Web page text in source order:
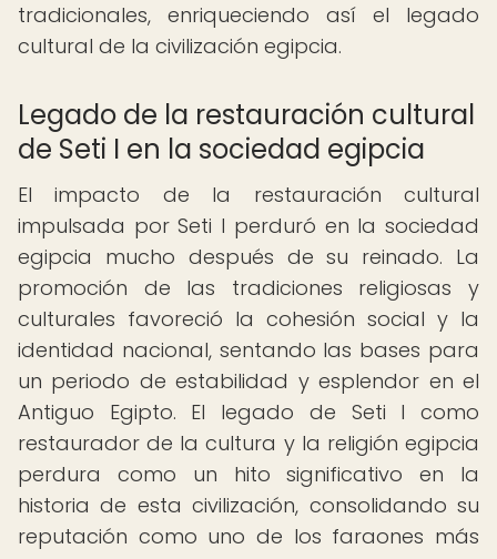
tradicionales, enriqueciendo así el legado
cultural de la civilización egipcia.
Legado de la restauración cultural
de Seti I en la sociedad egipcia
El impacto de la restauración cultural
impulsada por Seti I perduró en la sociedad
egipcia mucho después de su reinado. La
promoción de las tradiciones religiosas y
culturales favoreció la cohesión social y la
identidad nacional, sentando las bases para
un periodo de estabilidad y esplendor en el
Antiguo Egipto. El legado de Seti I como
restaurador de la cultura y la religión egipcia
perdura como un hito significativo en la
historia de esta civilización, consolidando su
reputación como uno de los faraones más